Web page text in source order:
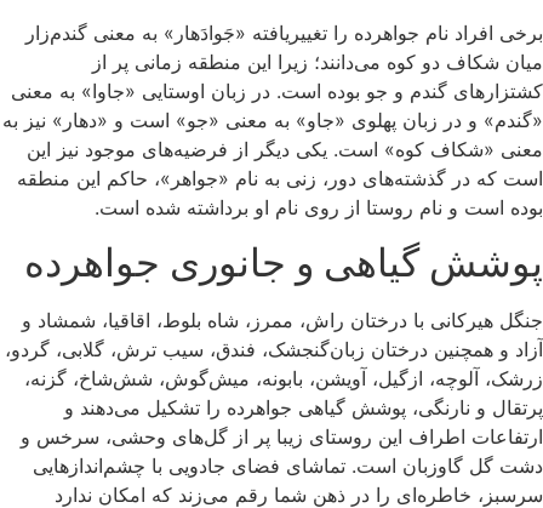
برخی افراد نام جواهرده را تغییریافته «جَوادَهار» به معنی گندم‌زار
میان شکاف دو کوه می‌دانند؛ زیرا این منطقه زمانی پر از
کشتزارهای گندم و جو بوده است. در زبان اوستایی «جاوا» به معنی
«گندم» و در زبان پهلوی «جاو» به معنی «جو» است و «دهار» نیز به
معنی «شکاف کوه» است. یکی دیگر از فرضیه‌های موجود نیز این
است که در گذشته‌های دور، زنی به نام «جواهر»، حاکم این منطقه
بوده است و نام روستا از روی نام او برداشته شده است.
پوشش گیاهی و جانوری جواهرده
جنگل هیرکانی با درختان راش، ممرز، شاه بلوط، اقاقیا، شمشاد و
آزاد و همچنین درختان زبان‌گنجشک، فندق، سیب ترش، گلابی، گردو،
زرشک، آلوچه، ازگیل، آویشن، بابونه، میش‌گوش، شش‌شاخ، گزنه،
پرتقال و نارنگی، پوشش گیاهی جواهرده را تشکیل می‌دهند و
ارتفاعات اطراف این روستای زیبا پر از گل‌های وحشی، سرخس و
دشت گل گاوزبان است. تماشای فضای جادویی با چشم‌اندازهایی
سرسبز، خاطره‌ای را در ذهن شما رقم می‌زند که امکان ندارد